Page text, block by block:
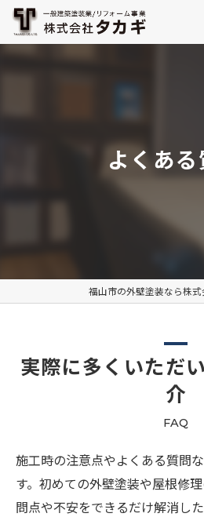
よくある
福山市の外壁塗装なら株
実際に多くいただ
介
FAQ
施工時の注意点やよくある質問
す。初めての外壁塗装や屋根修
問点や不安をできるだけ解消し